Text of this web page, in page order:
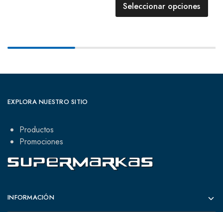
Seleccionar opciones
EXPLORA NUESTRO SITIO
Productos
Promociones
INFORMACIÓN